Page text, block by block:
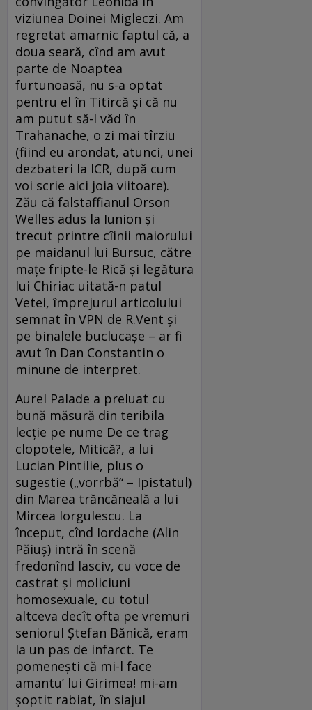
viziunea Doinei Migleczi. Am
regretat amarnic faptul că, a
doua seară, cînd am avut
parte de Noaptea
furtunoasă, nu s-a optat
pentru el în Titircă şi că nu
am putut să-l văd în
Trahanache, o zi mai tîrziu
(fiind eu arondat, atunci, unei
dezbateri la ICR, după cum
voi scrie aici joia viitoare).
Zău că falstaffianul Orson
Welles adus la Iunion şi
trecut printre cîinii maiorului
pe maidanul lui Bursuc, către
maţe fripte-le Rică şi legătura
lui Chiriac uitată-n patul
Vetei, împrejurul articolului
semnat în VPN de R.Vent şi
pe binalele buclucaşe – ar fi
avut în Dan Constantin o
minune de interpret.
Aurel Palade a preluat cu
bună măsură din teribila
lecţie pe nume De ce trag
clopotele, Mitică?, a lui
Lucian Pintilie, plus o
sugestie („vorrbă“ – Ipistatul)
din Marea trăncăneală a lui
Mircea Iorgulescu. La
început, cînd Iordache (Alin
Păiuş) intră în scenă
fredonînd lasciv, cu voce de
castrat şi moliciuni
homosexuale, cu totul
altceva decît ofta pe vremuri
seniorul Ştefan Bănică, eram
la un pas de infarct. Te
pomeneşti că mi-l face
amantu’ lui Girimea! mi-am
şoptit rabiat, în siajul